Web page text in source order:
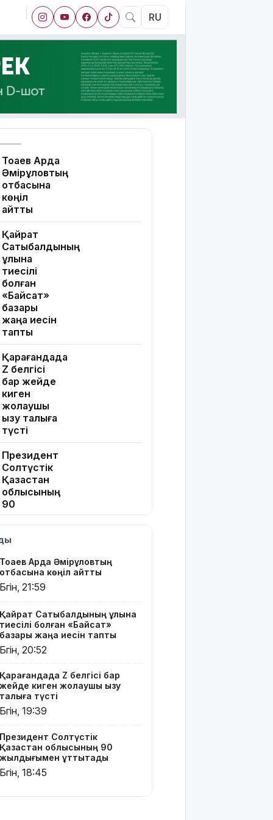
RU
Тоқаев Ардақ
Әмірқұловтың
отбасына
көңіл
айтты
Қайрат
Сатыбалдының
ұлына
тиесілі
болған
«Байсат»
базары
жаңа иесін
тапты
Қарағандада
Z белгісі
бар жейде
киген
жолаушы
қызу талқыға
түсті
Президент
Солтүстік
Қазақстан
облысының
90
алаяқтығының
жаңа түрі
туралы
жасалды
Қазақстандағы
ең қымбат
– 2026: оқу
ақысы
қанша?
Мырзуанға
қатысты іс
сотқа
жолданды
Тоқаев Ардақ Әмірқұловтың
отбасына көңіл айтты
Бүгін, 21:59
Қайрат Сатыбалдының ұлына
тиесілі болған «Байсат»
базары жаңа иесін тапты
Бүгін, 20:52
Қарағандада Z белгісі бар
жейде киген жолаушы қызу
талқыға түсті
Бүгін, 19:39
Президент Солтүстік
Қазақстан облысының 90
жылдығымен құттықтады
Бүгін, 18:45